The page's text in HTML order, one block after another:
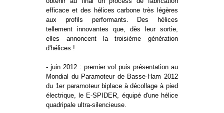
efficace et des hélices carbone très légères
aux profils performants. Des hélices
tellement innovantes que, dès leur sortie,
elles annoncent la troisième génération
d'hélices !
- juin 2012 : premier vol puis présentation au
Mondial du Paramoteur de Basse-Ham 2012
du 1er paramoteur biplace à décollage à pied
électrique, le E-SPIDER, équipé d'une hélice
quadripale ultra-silencieuse.